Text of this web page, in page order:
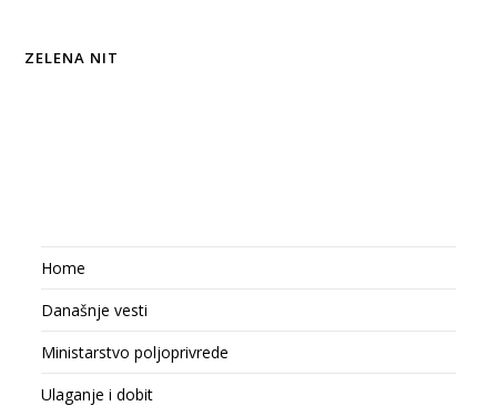
ZELENA NIT
Home
Današnje vesti
Ministarstvo poljoprivrede
Ulaganje i dobit